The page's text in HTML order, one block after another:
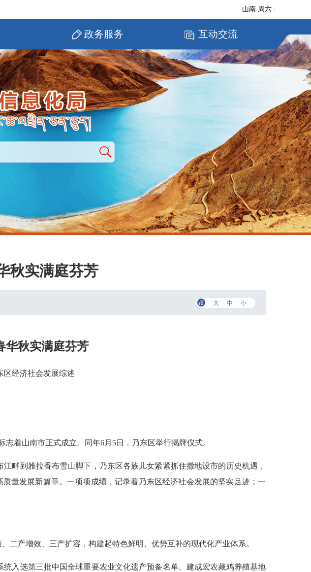
山南 周六 :
政务服务 互动交流
秋实满庭芬芳
大 中 小
华秋实满庭芬芳
经济社会发展综述
着山南市正式成立。同年6月5日，乃东区举行揭牌仪式。
畔到雅拉香布雪山脚下，乃东区各族儿女紧紧抓住撤地设市的历史机遇，
量发展新篇章。一项项成绩，记录着乃东区经济社会发展的坚实足迹；一
二产增效、三产扩容，构建起特色鲜明、优势互补的现代化产业体系。
入选第三批中国全球重要农业文化遗产预备名单。建成宏农藏鸡养殖基地